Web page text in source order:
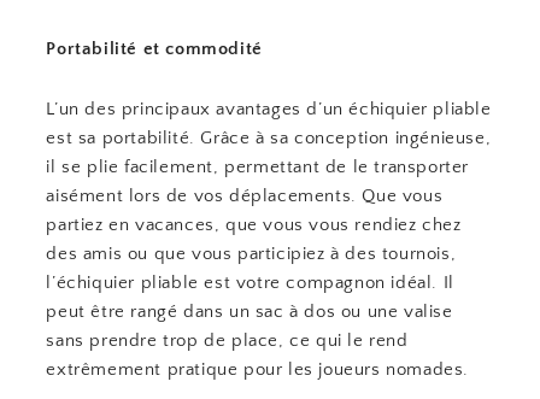
Portabilité et commodité
L’un des principaux avantages d’un échiquier pliable
est sa portabilité. Grâce à sa conception ingénieuse,
il se plie facilement, permettant de le transporter
aisément lors de vos déplacements. Que vous
partiez en vacances, que vous vous rendiez chez
des amis ou que vous participiez à des tournois,
l’échiquier pliable est votre compagnon idéal. Il
peut être rangé dans un sac à dos ou une valise
sans prendre trop de place, ce qui le rend
extrêmement pratique pour les joueurs nomades.